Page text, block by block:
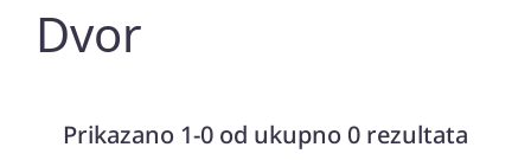
Dvor
Prikazano 1-0 od ukupno 0 rezultata